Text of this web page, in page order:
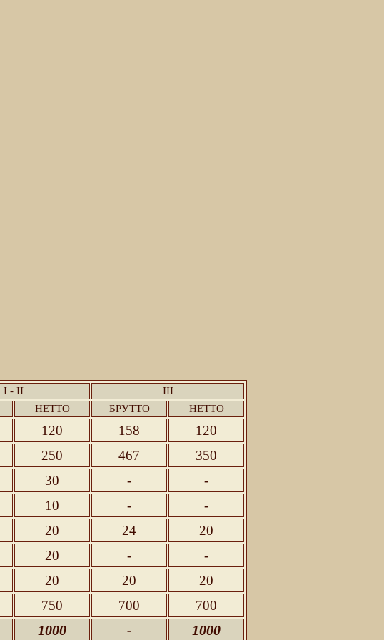
I - II
III
НЕТТО БРУТТО НЕТТО
120 158
120
250 467
350
30 -
-
10 -
-
20 24
20
20 -
-
20 20
20
750 700 700
1000 - 1000